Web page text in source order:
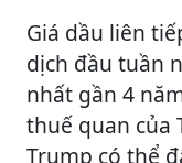
Giá dầu liên
dịch đầu tuần
nhất gần 4
thuế quan của
Trump có thể